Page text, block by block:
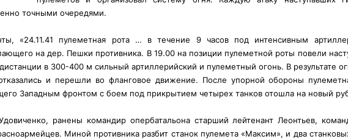
точными очередями.
«24.11.41 пулеметная рота … в течение 9 часов под интенсивным
на дер. Пешки противника. В 19.00 на позиции пулеметной роты повели
в 300-400 м сильный артиллерийский и пулеметный огонь. В результате
и перешли во фланговое движение. После упорной обороны
Западным фронтом с боем под прикрытием четырех танков отошла на новый
ранены командир опербатальона старший лейтенант Леонтьев,
Миной противника разбит станок пулемета «Максим», и два